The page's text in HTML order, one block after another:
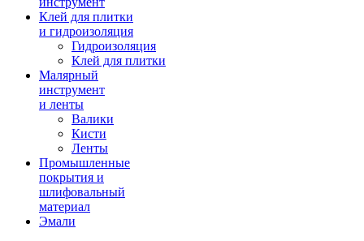
Клей для плитки
и гидроизоляция
Гидроизоляция
Клей для плитки
Малярный
инструмент
и ленты
Валики
Кисти
Ленты
Промышленные
покрытия и
шлифовальный
материал
Эмали